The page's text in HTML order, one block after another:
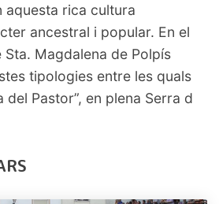
aquesta rica cultura
ancestral i popular. En el
Magdalena de Polpís
tipologies entre les quals
del Pastor”, en plena Serra d